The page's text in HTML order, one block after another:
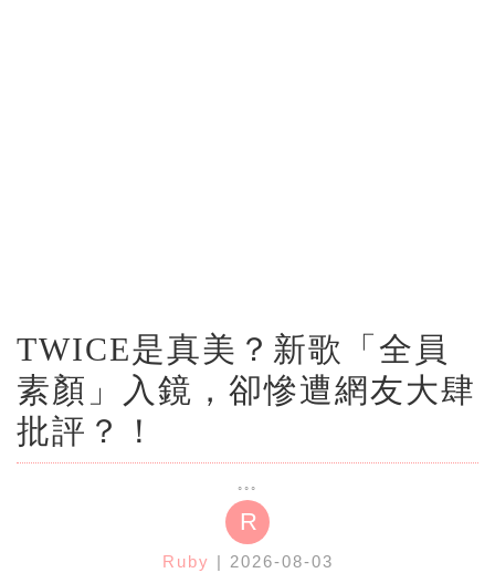
TWICE是真美？新歌「全員
素顏」入鏡，卻慘遭網友大肆
批評？！
R
Ruby | 2026-08-03